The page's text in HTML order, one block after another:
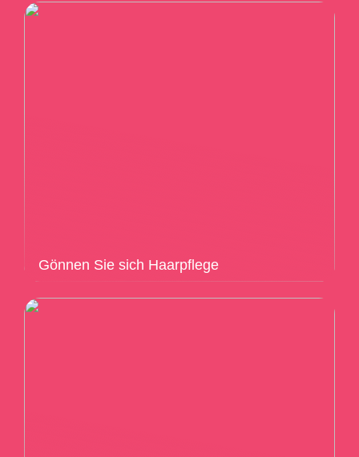
Gönnen Sie sich Haarpflege